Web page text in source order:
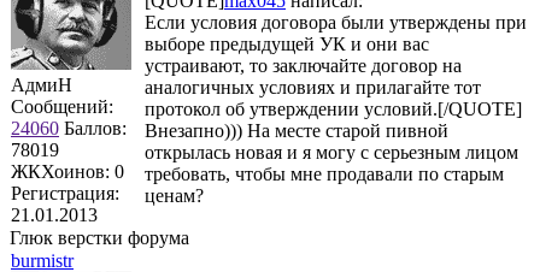
АдмиН
Сообщений:
24060 Баллов:
78019
ЖКХоинов: 0
Регистрация:
21.01.2013
Если условия договора были утверждены при
выборе предыдущей УК и они вас
устраивают, то заключайте договор на
аналогичных условиях и прилагайте тот
протокол об утверждении условий.[/QUOTE]
Внезапно))) На месте старой пивной
открылась новая и я могу с серьезным лицом
требовать, чтобы мне продавали по старым
ценам?
Глюк верстки форума
burmistr